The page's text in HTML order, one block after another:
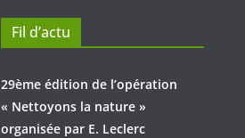
Fil d’actu
29ème édition de l’opération
« Nettoyons la nature »
organisée par E. Leclerc